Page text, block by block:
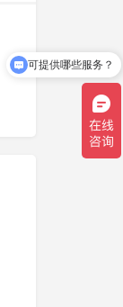
可提供哪些服务？